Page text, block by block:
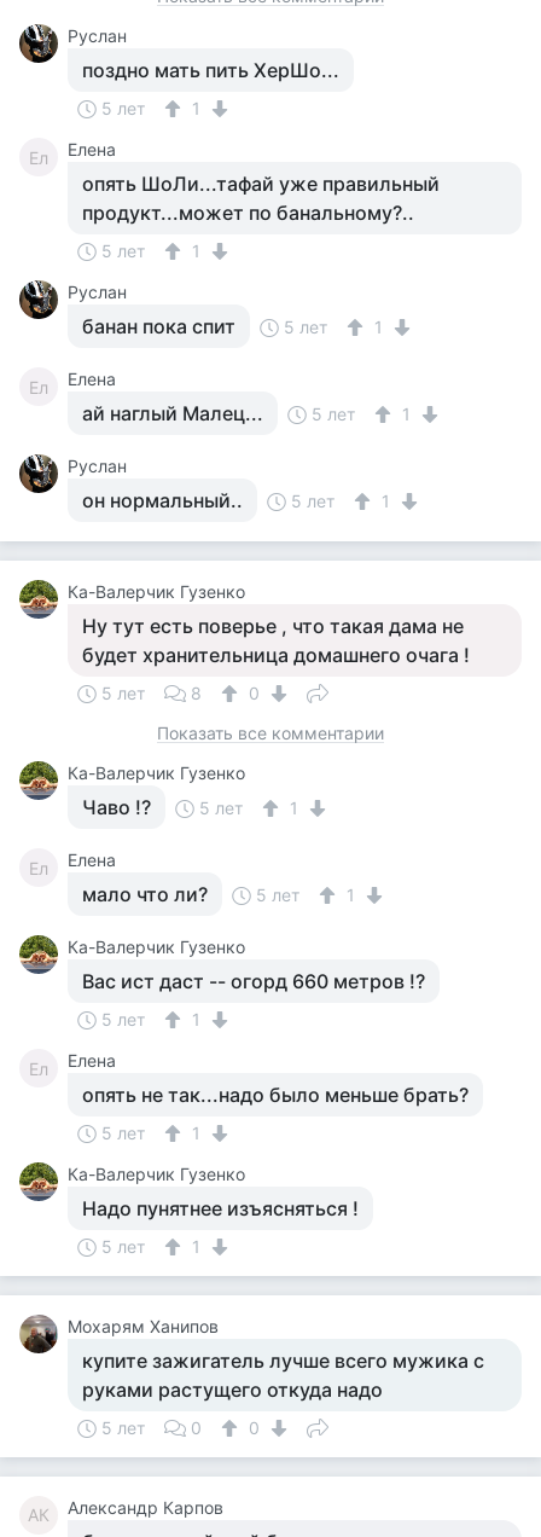
Руслан
поздно мать пить ХерШо...
5 лет 1
Ел Елена
опять ШоЛи...тафай уже правильный
продукт...может по банальному?..
5 лет
1
Руслан
банан пока спит 5 лет 1
Ел Елена
ай наглый Малец... 5 лет 1
Руслан
он нормальный.. 5 лет 1
Ка-Валерчик Гузенко
Ну тут есть поверье , что такая дама не
будет хранительница домашнего очага !
5 лет 8
0
Показать все комментарии
Ка-Валерчик Гузенко
Чаво !? 5 лет 1
Ел Елена
мало что ли? 5 лет 1
Ка-Валерчик Гузенко
Вас ист даст -- огорд 660 метров !?
5 лет 1
Ел Елена
опять не так...надо было меньше брать?
5 лет
1
Ка-Валерчик Гузенко
Надо пунятнее изъясняться !
5 лет 1
Мохарям Ханипов
купите зажигатель лучше всего мужика с
руками растущего откуда надо
5 лет 0 0
АК Александр Карпов